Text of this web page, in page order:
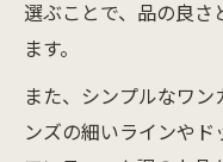
選ぶことで、品の良
ます。
また、シンプルなワ
ンズの細いラインやド